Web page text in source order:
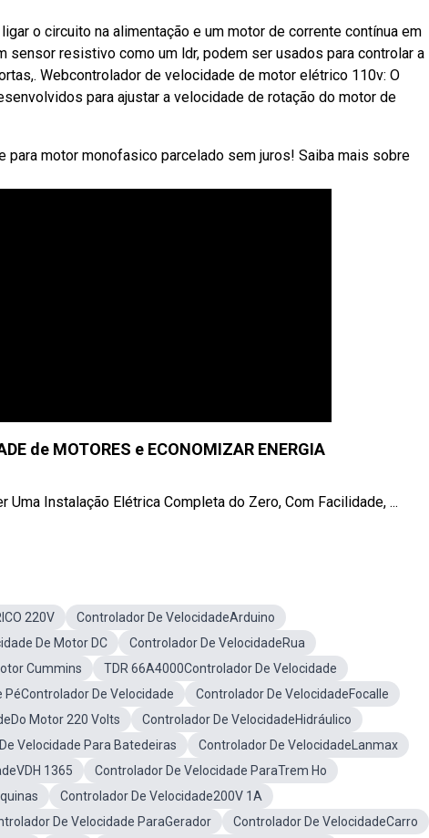
o circuito na alimentação e um motor de corrente contínua em
sensor resistivo como um ldr, podem ser usados para controlar a
Webcontrolador de velocidade de motor elétrico 110v: O
para ajustar a velocidade de rotação do motor de
motor monofasico parcelado sem juros! Saiba mais sobre
de MOTORES e ECONOMIZAR ENERGIA
Uma Instalação Elétrica Completa do Zero, Com Facilidade, ...
220V
Controlador De VelocidadeArduino
De Motor DC
Controlador De VelocidadeRua
Cummins
TDR 66A4000Controlador De Velocidade
PéControlador De Velocidade
Controlador De VelocidadeFocalle
Motor 220 Volts
Controlador De VelocidadeHidráulico
Velocidade Para Batedeiras
Controlador De VelocidadeLanmax
1365
Controlador De Velocidade ParaTrem Ho
Controlador De Velocidade200V 1A
De Velocidade ParaGerador
Controlador De VelocidadeCarro